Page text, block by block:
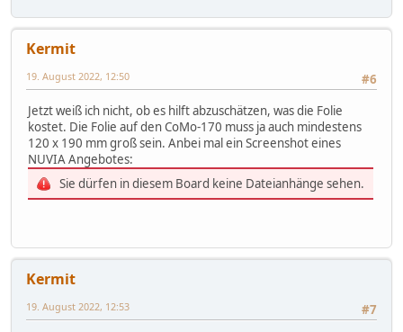
Kermit
#6
19. August 2022, 12:50
Jetzt weiß ich nicht, ob es hilft abzuschätzen, was die Folie
kostet. Die Folie auf den CoMo-170 muss ja auch mindestens
120 x 190 mm groß sein. Anbei mal ein Screenshot eines
NUVIA Angebotes:
Sie dürfen in diesem Board keine Dateianhänge sehen.
Kermit
#7
19. August 2022, 12:53